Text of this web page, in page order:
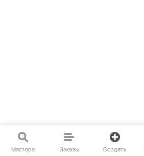
Мастера Заказы Создать